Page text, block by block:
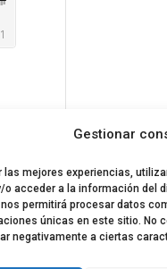
Gestionar
las mejores experiencias,
o acceder a la información del
permitirá procesar datos
únicas en este sitio. No
negativamente a ciertas